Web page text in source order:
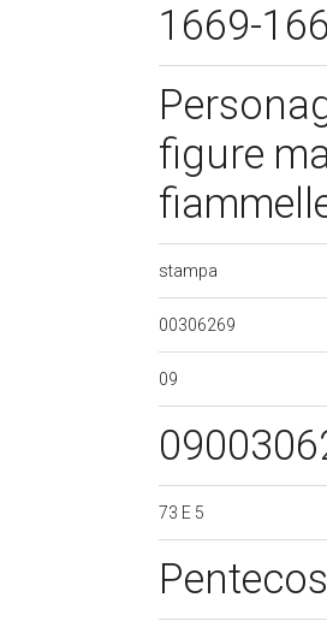
1669-
figure
stampa
00306269
09
73 E 5